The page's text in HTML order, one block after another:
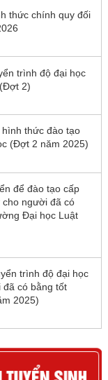
thức chính quy đối
trình độ đại học
2)
thức đào tạo
(Đợt 2 năm 2025)
để đào tạo cấp
cho người đã có
Đại học Luật
trình độ đại học
có bằng tốt
2025)